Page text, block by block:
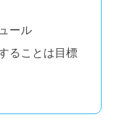
ール
ることは目標